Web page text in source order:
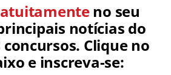
no seu
notícias do
Clique no
e inscreva-se: